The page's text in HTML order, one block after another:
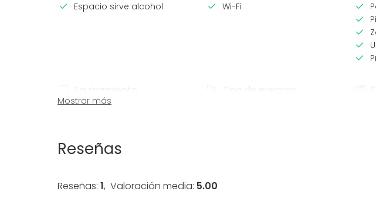
Espacio sirve alcohol
Wi-Fi
Equipamiento
Vajilla
Tipo de eventos
Mostrar más
Reseñas
Reseñas: 1, Valoración media: 5.00